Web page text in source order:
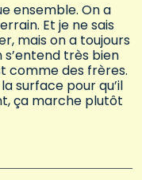
ensemble. On a
Et je ne sais
mais on a toujours
très bien
comme des frères.
surface pour qu’il
ça marche plutôt